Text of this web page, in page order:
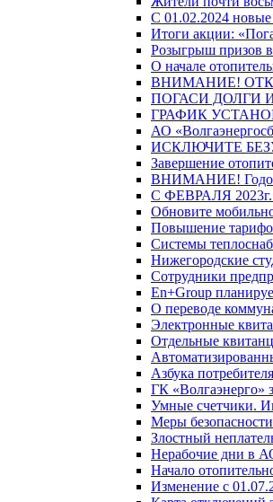
С 01.02.2024 новые
Итоги акции:
Розыгрыш призов
О начале
ВНИМАНИЕ!
ПОГАСИ ДОЛГИ
ГРАФИК
АО
ИСКЛЮЧИТЕ
Завершение
ВНИМАНИЕ!
С ФЕВРАЛЯ
Обновите
Повышение
Системы
Нижегородские
Сотрудники
En+Group
О переводе
Электронные
Отдельные
Азбука
ГК «Волгаэнерго»
Умные счетчики.
Меры безопасности
Злостный
Нерабочие дни в
Начало
Изменение с